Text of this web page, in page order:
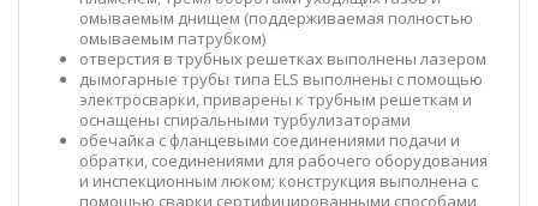
омываемым днищем (поддерживаемая полностью
омываемым патрубком)
отверстия в трубных решетках выполнены лазером
дымогарные трубы типа ELS выполнены с помощью
электросварки, приварены к трубным решеткам и
оснащены спиральными турбулизаторами
обечайка с фланцевыми соединениями подачи и
обратки, соединениями для рабочего оборудования
и инспекционным люком; конструкция выполнена с
помощью сварки сертифицированными способами